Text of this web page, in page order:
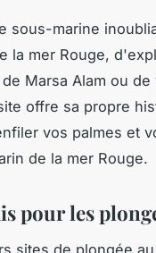
sous-marine
la mer Rouge,
Marsa Alam ou
offre sa propre
vos palmes et
de la mer Rouge.
pour les
sites de plongée au